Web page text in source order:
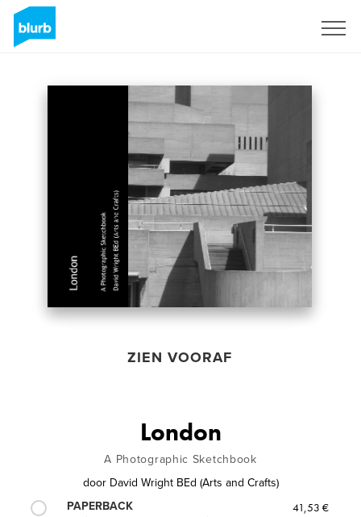
ZIEN VOORAF
London
A Photographic Sketchbook
door David Wright BEd (Arts and Crafts)
PAPERBACK
41,53 €